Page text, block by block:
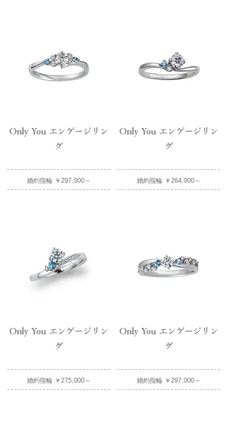
Only You エンゲージリン
グ
婚約指輪 ￥297,000～
Only You エンゲージリン
グ
婚約指輪 ￥275,000～
Only You エンゲージリン
グ
婚約指輪 ￥264,000～
Only You エンゲージリン
グ
婚約指輪 ￥297,000～